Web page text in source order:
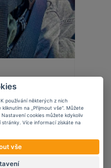
nošení krátké
používání některých z nich
na „Přijmout vše“. Můžete
cookies můžete kdykoliv
stránky. Více informací získáte na
vše